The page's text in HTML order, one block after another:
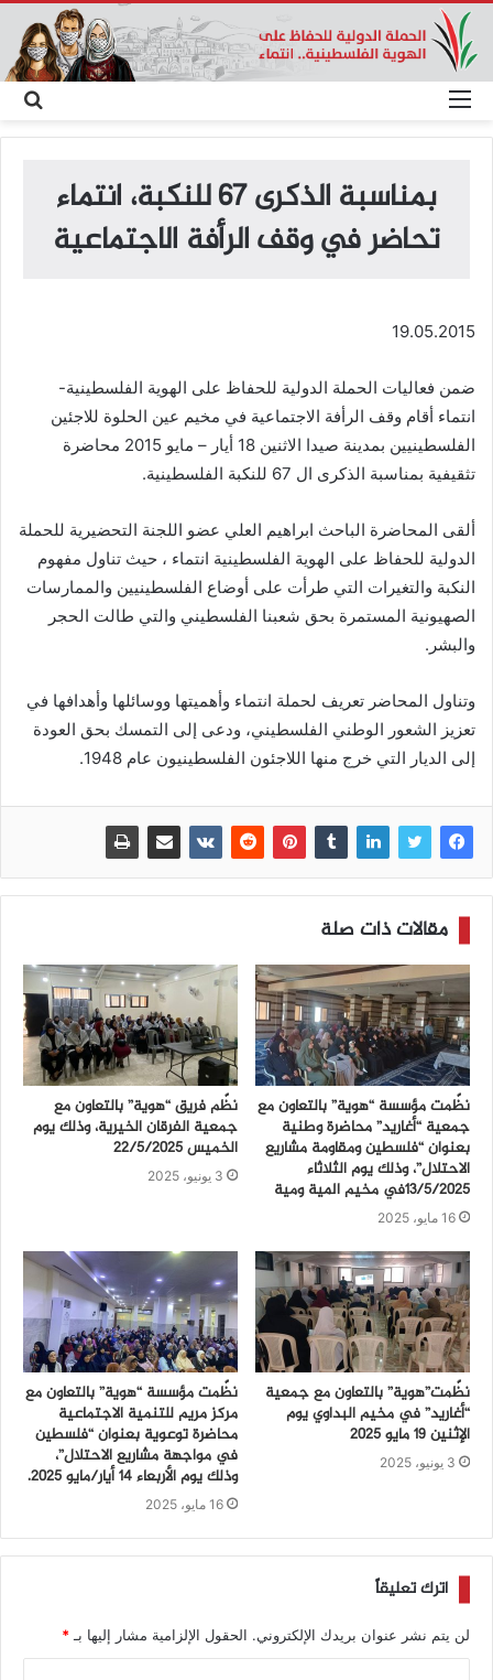
عن
القائمة
بمناسبة الذكرى 67 للنكبة، انتماء
تحاضر في وقف الرأفة الاجتماعية
19.05.2015
ضمن فعاليات الحملة الدولية للحفاظ على الهوية الفلسطينية-
انتماء أقام وقف الرأفة الاجتماعية في مخيم عين الحلوة للاجئين
الفلسطينيين بمدينة صيدا الاثنين 18 أيار – مايو 2015 محاضرة
تثقيفية بمناسبة الذكرى ال 67 للنكبة الفلسطينية.
ألقى المحاضرة الباحث ابراهيم العلي عضو اللجنة التحضيرية للحملة
الدولية للحفاظ على الهوية الفلسطينية انتماء ، حيث تناول مفهوم
النكبة والتغيرات التي طرأت على أوضاع الفلسطينيين والممارسات
الصهيونية المستمرة بحق شعبنا الفلسطيني والتي طالت الحجر
والبشر.
وتناول المحاضر تعريف لحملة انتماء وأهميتها ووسائلها وأهدافها في
تعزيز الشعور الوطني الفلسطيني، ودعى إلى التمسك بحق العودة
إلى الديار التي خرج منها اللاجئون الفلسطينيون عام 1948.
مقالات ذات صلة
نظّمت مؤسسة “هوية” بالتعاون مع
جمعية “أغاريد” محاضرة وطنية
بعنوان “فلسطين ومقاومة مشاريع
الاحتلال”، وذلك يوم الثلاثاء
13/5/2025في مخيم المية ومية
16 مايو، 2025
نظّم فريق “هوية” بالتعاون مع
جمعية الفرقان الخيرية، وذلك يوم
الخميس 22/5/2025
3 يونيو، 2025
نظّمت”هوية” بالتعاون مع جمعية
“أغاريد” في مخيم البداوي يوم
الإثنين 19 مايو 2025
3 يونيو، 2025
نظّمت مؤسسة “هوية” بالتعاون مع
مركز مريم للتنمية الاجتماعية
محاضرة توعوية بعنوان “فلسطين
في مواجهة مشاريع الاحتلال”،
وذلك يوم الأربعاء 14 أيار/مايو 2025.
16 مايو، 2025
اترك تعليقاً
لن يتم نشر عنوان بريدك الإلكتروني. الحقول الإلزامية مشار إليها بـ *